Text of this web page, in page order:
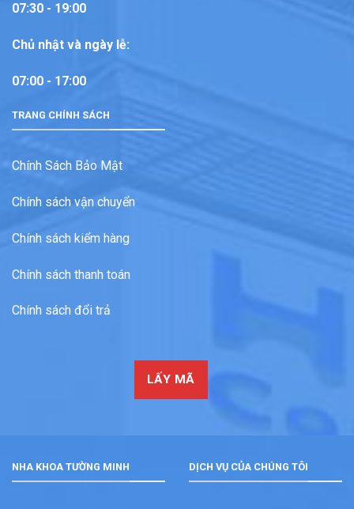
07:30 - 19:00
Chủ nhật và ngày lễ:
07:00 - 17:00
TRANG CHÍNH SÁCH
Chính Sách Bảo Mật
Chính sách vận chuyển
Chính sách kiểm hàng
Chính sách thanh toán
Chính sách đổi trả
LẤY MÃ
NHA KHOA TƯỜNG MINH DỊCH VỤ CỦA CHÚNG TÔI